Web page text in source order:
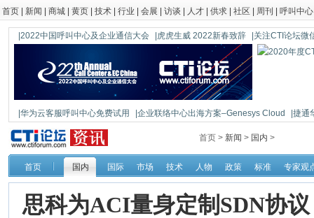
首页 新闻 商城 黄页 技术 行业 会展 访谈 人才 供求 社区 周刊 呼叫中心
|2022中国呼叫中心及企业通信大会 |虎虎生威 2022新春致辞 |关注CTI论坛微
|华为云客服呼叫中心免费试用 |企业联络中心出海方案–Genesys Cloud
|捷通
|鼎信通达新一代语音网关DAG1000-4S
首页 > 新闻 > 国内 >
首页 国内 国际 市场 技术 人物 政策 标准 专家观
思科为ACI量身定制SDN协